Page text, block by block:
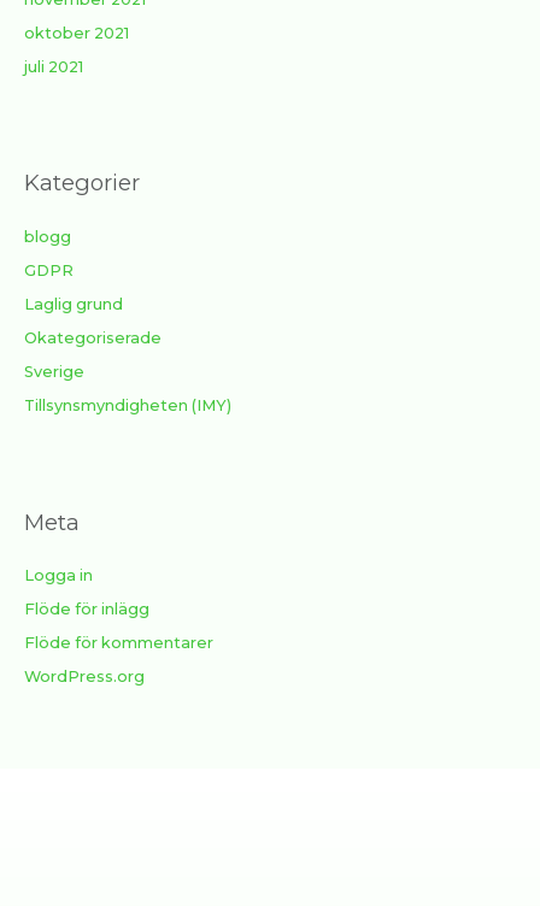
oktober 2021
juli 2021
Kategorier
blogg
GDPR
Laglig grund
Okategoriserade
Sverige
Tillsynsmyndigheten (IMY)
Meta
Logga in
Flöde för inlägg
Flöde för kommentarer
WordPress.org